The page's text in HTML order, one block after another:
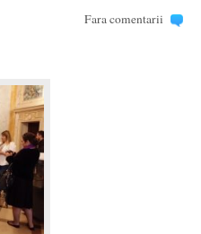
Fara comentarii